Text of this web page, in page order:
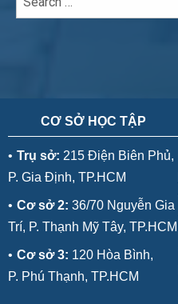
CƠ SỞ HỌC TẬP
• Trụ sở: 215 Điện Biên Phủ,
P. Gia Định, TP.HCM
• Cơ sở 2: 36/70 Nguyễn Gia
Trí, P. Thạnh Mỹ Tây, TP.HCM
• Cơ sở 3: 120 Hòa Bình,
P. Phú Thạnh, TP.HCM